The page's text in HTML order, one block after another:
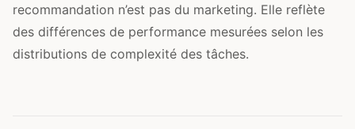
recommandation n’est pas du marketing. Elle reflète
des différences de performance mesurées selon les
distributions de complexité des tâches.